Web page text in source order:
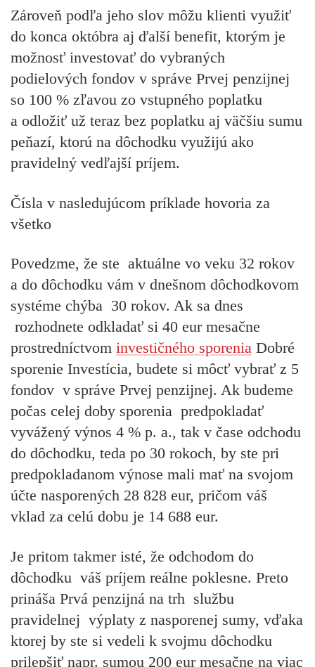
Zároveň podľa jeho slov môžu klienti využiť
do konca októbra aj ďalší benefit, ktorým je
možnosť investovať do vybraných
podielových fondov v správe Prvej penzijnej
so 100 % zľavou zo vstupného poplatku
a odložiť už teraz bez poplatku aj väčšiu sumu
peňazí, ktorú na dôchodku využijú ako
pravidelný vedľajší príjem.
Čísla v nasledujúcom príklade hovoria za
všetko
Povedzme, že ste aktuálne vo veku 32 rokov
a do dôchodku vám v dnešnom dôchodkovom
systéme chýba 30 rokov. Ak sa dnes
rozhodnete odkladať si 40 eur mesačne
prostredníctvom investičného sporenia Dobré
sporenie Investícia, budete si môcť vybrať z 5
fondov v správe Prvej penzijnej. Ak budeme
počas celej doby sporenia predpokladať
vyvážený výnos 4 % p. a., tak v čase odchodu
do dôchodku, teda po 30 rokoch, by ste pri
predpokladanom výnose mali mať na svojom
účte nasporených 28 828 eur, pričom váš
vklad za celú dobu je 14 688 eur.
Je pritom takmer isté, že odchodom do
dôchodku váš príjem reálne poklesne. Preto
prináša Prvá penzijná na trh službu
pravidelnej výplaty z nasporenej sumy, vďaka
ktorej by ste si vedeli k svojmu dôchodku
prilepšiť napr. sumou 200 eur mesačne na viac